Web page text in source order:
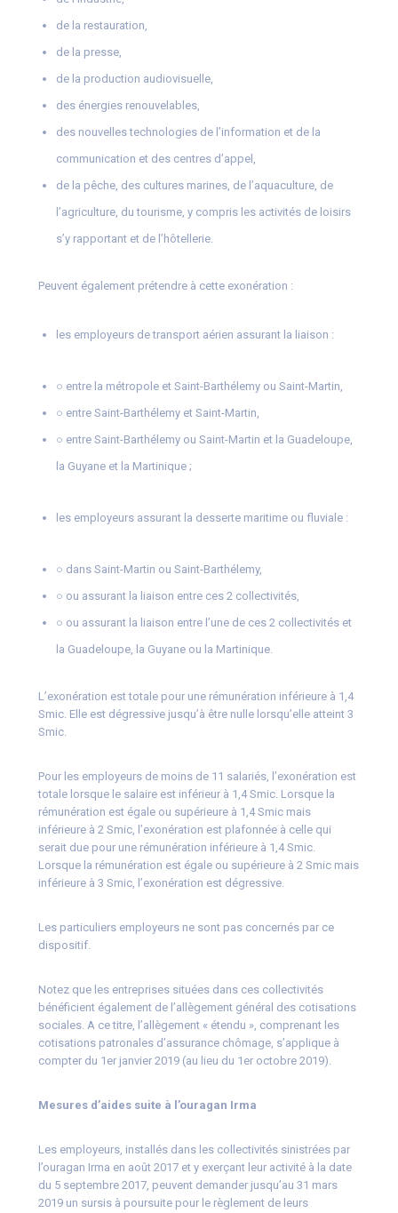
de la restauration,
de la presse,
de la production audiovisuelle,
des énergies renouvelables,
des nouvelles technologies de l’information et de la
communication et des centres d’appel,
de la pêche, des cultures marines, de l’aquaculture, de
l’agriculture, du tourisme, y compris les activités de loisirs
s’y rapportant et de l’hôtellerie.
Peuvent également prétendre à cette exonération :
les employeurs de transport aérien assurant la liaison :
○ entre la métropole et Saint-Barthélemy ou Saint-Martin,
○ entre Saint-Barthélemy et Saint-Martin,
○ entre Saint-Barthélemy ou Saint-Martin et la Guadeloupe,
la Guyane et la Martinique ;
les employeurs assurant la desserte maritime ou fluviale :
○ dans Saint-Martin ou Saint-Barthélemy,
○ ou assurant la liaison entre ces 2 collectivités,
○ ou assurant la liaison entre l’une de ces 2 collectivités et
la Guadeloupe, la Guyane ou la Martinique.
L’exonération est totale pour une rémunération inférieure à 1,4
Smic. Elle est dégressive jusqu’à être nulle lorsqu’elle atteint 3
Smic.
Pour les employeurs de moins de 11 salariés, l’exonération est
totale lorsque le salaire est inférieur à 1,4 Smic. Lorsque la
rémunération est égale ou supérieure à 1,4 Smic mais
inférieure à 2 Smic, l’exonération est plafonnée à celle qui
serait due pour une rémunération inférieure à 1,4 Smic.
Lorsque la rémunération est égale ou supérieure à 2 Smic mais
inférieure à 3 Smic, l’exonération est dégressive.
Les particuliers employeurs ne sont pas concernés par ce
dispositif.
Notez que les entreprises situées dans ces collectivités
bénéficient également de l’allègement général des cotisations
sociales. A ce titre, l’allègement « étendu », comprenant les
cotisations patronales d’assurance chômage, s’applique à
compter du 1er janvier 2019 (au lieu du 1er octobre 2019).
Mesures d’aides suite à l’ouragan Irma
Les employeurs, installés dans les collectivités sinistrées par
l’ouragan Irma en août 2017 et y exerçant leur activité à la date
du 5 septembre 2017, peuvent demander jusqu’au 31 mars
2019 un sursis à poursuite pour le règlement de leurs